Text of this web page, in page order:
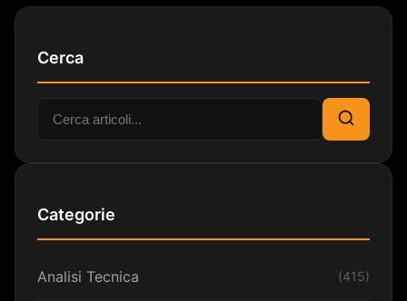
Cerca
Cerca:
Cerca
Categorie
Analisi Tecnica (415)